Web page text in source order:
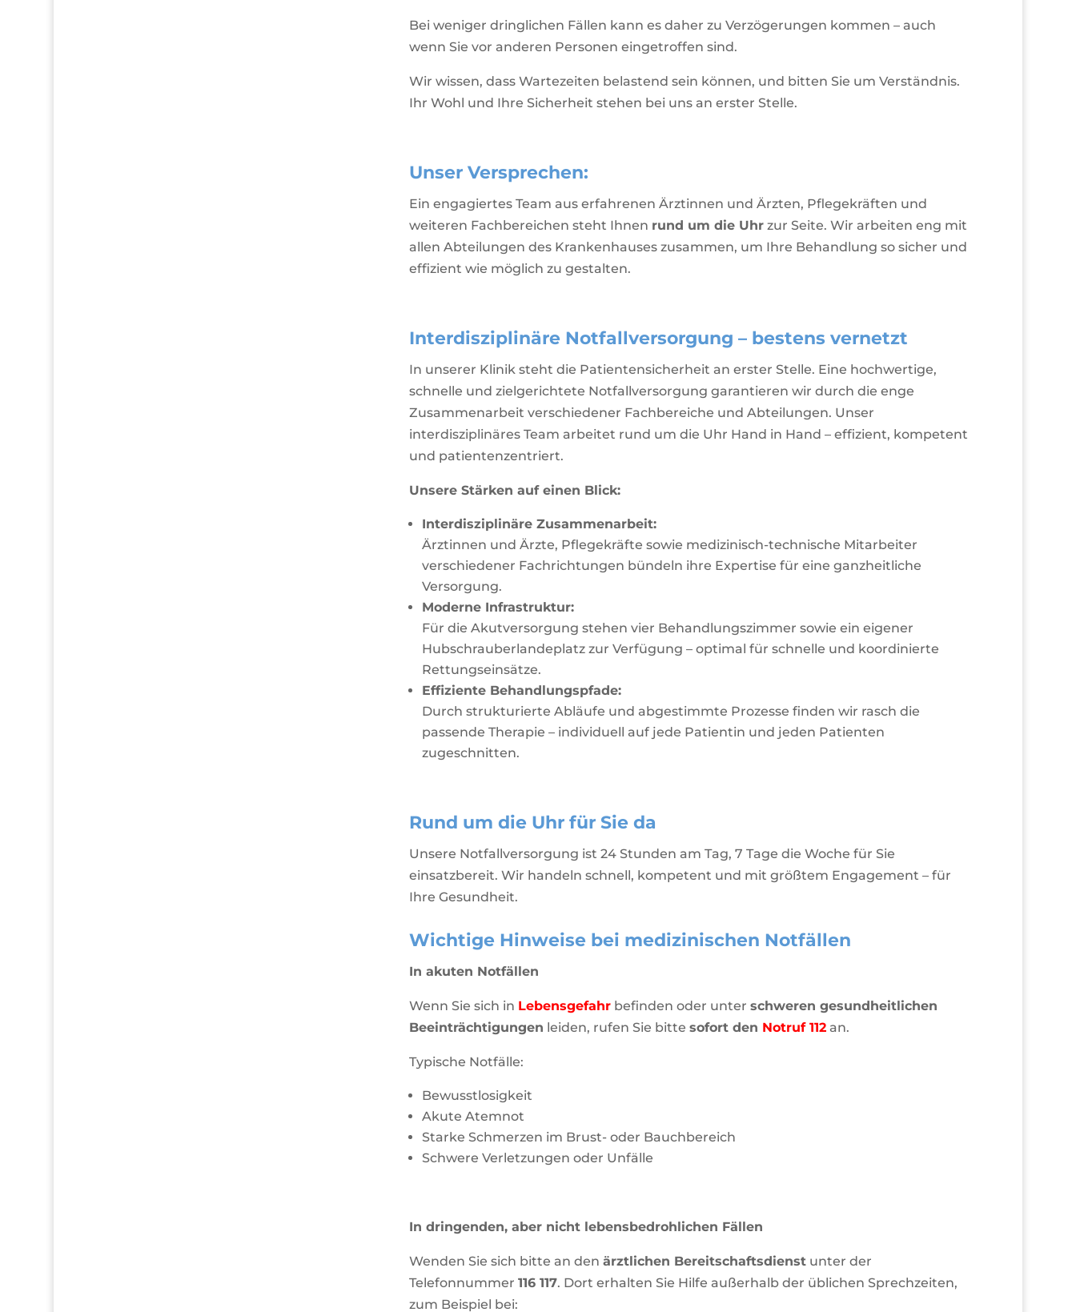
Bei weniger dringlichen Fällen kann es daher zu Verzögerungen kommen – auch
wenn Sie vor anderen Personen eingetroffen sind.
Wir wissen, dass Wartezeiten belastend sein können, und bitten Sie um Verständnis.
Ihr Wohl und Ihre Sicherheit stehen bei uns an erster Stelle.
Unser Versprechen:
Ein engagiertes Team aus erfahrenen Ärztinnen und Ärzten, Pflegekräften und
weiteren Fachbereichen steht Ihnen rund um die Uhrzur Seite. Wir arbeiten eng mit
allen Abteilungen des Krankenhauses zusammen, um Ihre Behandlung so sicher und
effizient wie möglich zu gestalten.
Interdisziplinäre Notfallversorgung – bestens vernetzt
In unserer Klinik steht die Patientensicherheit an erster Stelle. Eine hochwertige,
schnelle und zielgerichtete Notfallversorgung garantieren wir durch die enge
Zusammenarbeit verschiedener Fachbereiche und Abteilungen. Unser
interdisziplinäres Team arbeitet rund um die Uhr Hand in Hand – effizient, kompetent
und patientenzentriert.
Unsere Stärken auf einen Blick:
Interdisziplinäre Zusammenarbeit:
Ärztinnen und Ärzte, Pflegekräfte sowie medizinisch-technische Mitarbeiter
verschiedener Fachrichtungen bündeln ihre Expertise für eine ganzheitliche
Versorgung.
Moderne Infrastruktur:
Für die Akutversorgung stehen vier Behandlungszimmer sowie ein eigener
Hubschrauberlandeplatz zur Verfügung – optimal für schnelle und koordinierte
Rettungseinsätze.
Effiziente Behandlungspfade:
Durch strukturierte Abläufe und abgestimmte Prozesse finden wir rasch die
passende Therapie – individuell auf jede Patientin und jeden Patienten
zugeschnitten.
Rund um die Uhr für Sie da
Unsere Notfallversorgung ist 24 Stunden am Tag, 7 Tage die Woche für Sie
einsatzbereit. Wir handeln schnell, kompetent und mit größtem Engagement – für
Ihre Gesundheit.
Wichtige Hinweise bei medizinischen Notfällen
In akuten Notfällen
Wenn Sie sich in Lebensgefahr befinden oder unter schweren gesundheitlichen
Beeinträchtigungen leiden, rufen Sie bitte sofort den Notruf 112an.
Typische Notfälle:
Bewusstlosigkeit
Akute Atemnot
Starke Schmerzen im Brust- oder Bauchbereich
Schwere Verletzungen oder Unfälle
In dringenden, aber nicht lebensbedrohlichen Fällen
Wenden Sie sich bitte an den ärztlichen Bereitschaftsdienstunter der
Telefonnummer 116 117. Dort erhalten Sie Hilfe außerhalb der üblichen Sprechzeiten,
zum Beispiel bei: